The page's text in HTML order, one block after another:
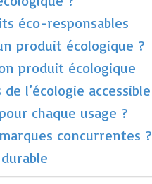
éco-responsables
produit écologique ?
produit écologique
l’écologie accessible
chaque usage ?
concurrentes ?